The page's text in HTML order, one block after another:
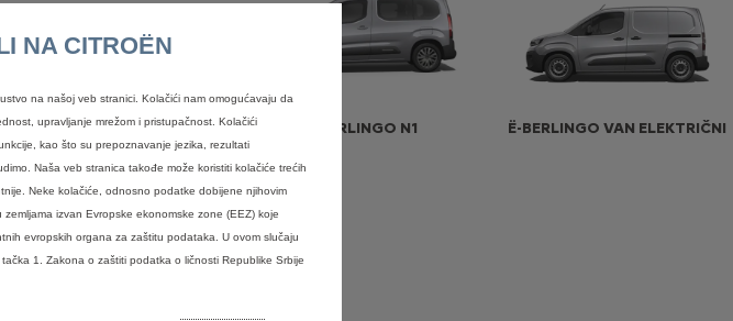
C3 N1 BERLINGO N1 Ë-BERLINGO VAN ELEKTRIČNI
NA CITROËN
na našoj veb stranici. Kolačići nam omogućavaju da
upravljanje mrežom i pristupačnost. Kolačići
kao što su prepoznavanje jezika, rezultati
Naša veb stranica takođe može koristiti kolačiće trećih
Neke kolačiće, odnosno podatke dobijene njihovim
izvan Evropske ekonomske zone (EEZ) koje
evropskih organa za zaštitu podataka. U ovom slučaju
1. Zakona o zaštiti podatka o ličnosti Republike Srbije